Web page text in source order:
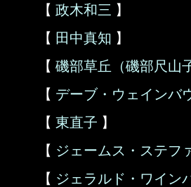
【 政木和三 】
【 田中真知 】
【 磯部草丘（磯部尺山
【 デーブ・ウェインバ
【 東直子 】
【 ジェームス・ステフ
【 ジェラルド・ワイン